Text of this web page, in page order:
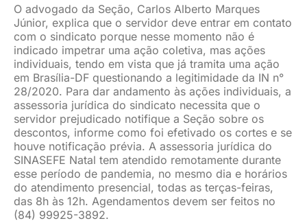
O advogado da Seção, Carlos Alberto Marques
Júnior, explica que o servidor deve entrar em contato
com o sindicato porque nesse momento não é
indicado impetrar uma ação coletiva, mas ações
individuais, tendo em vista que já tramita uma ação
em Brasília-DF questionando a legitimidade da IN n°
28/2020. Para dar andamento às ações individuais, a
assessoria jurídica do sindicato necessita que o
servidor prejudicado notifique a Seção sobre os
descontos, informe como foi efetivado os cortes e se
houve notificação prévia. A assessoria jurídica do
SINASEFE Natal tem atendido remotamente durante
esse período de pandemia, no mesmo dia e horários
do atendimento presencial, todas as terças-feiras,
das 8h às 12h. Agendamentos devem ser feitos no
(84) 99925-3892.